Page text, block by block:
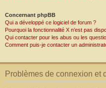
Concernant phpBB
Qui a développé ce logiciel de forum ?
Pourquoi la fonctionnalité X n’est pas
Qui contacter pour les abus ou les
Comment puis-je contacter un
Problèmes de connexion et